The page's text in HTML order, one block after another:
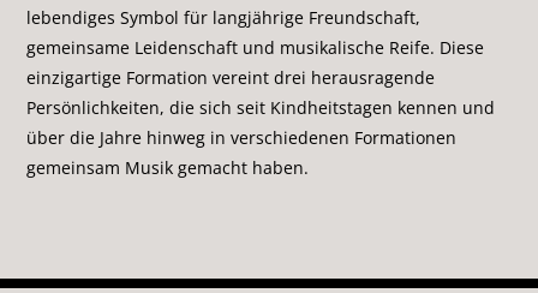
lebendiges Symbol für langjährige Freundschaft,
gemeinsame Leidenschaft und musikalische Reife. Diese
einzigartige Formation vereint drei herausragende
Persönlichkeiten, die sich seit Kindheitstagen kennen und
über die Jahre hinweg in verschiedenen Formationen
gemeinsam Musik gemacht haben.